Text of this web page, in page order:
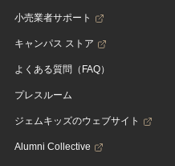
小売業者サポート
キャンパス ストア
よくある質問（FAQ）
プレスルーム
ジェムキッズのウェブサイト
Alumni Collective